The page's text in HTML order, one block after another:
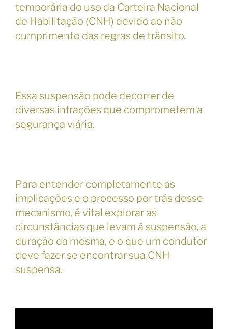
temporária do uso da Carteira Nacional
de Habilitação (CNH) devido ao não
cumprimento das regras de trânsito.
Essa suspensão pode decorrer de
diversas infrações que comprometem a
segurança viária.
Para entender completamente as
implicações e o processo por trás desse
mecanismo, é vital explorar as
circunstâncias que levam à suspensão, a
duração da mesma, e o que um condutor
deve fazer se encontrar sua CNH
suspensa.